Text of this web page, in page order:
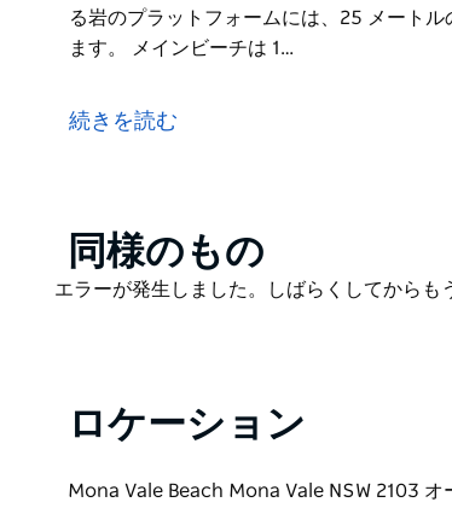
る岩のプラットフォームには、25 メート
ます。 メインビーチは 1…
す。プラットフォームの南端に沿って押し
す。これによって生じる引き波は、スイマ
雑していない一連のビーチ ブレイクとし
ここには、ロングボードでクルージングす
ベイスンは、メイン ビーチよりも保護され
メインビーチは 1 キロメートルの長さがあ
ング クラブにはカフェもあります。近くに
続きを読む
Product
List
同様のもの
Product
エラーが発生しました。しばらくしてからも
ロケーション
Mona Vale Beach Mona Vale NSW 2103 オ